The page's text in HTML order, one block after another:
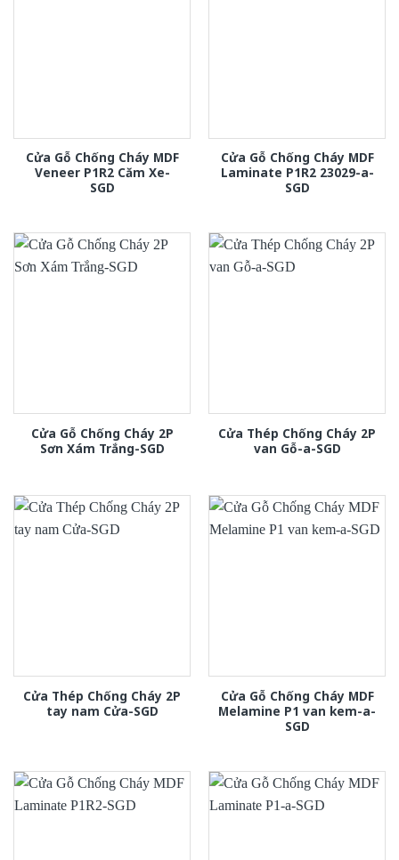
Cửa Gỗ Chống Cháy MDF
Veneer P1R2 Căm Xe-
SGD
Cửa Gỗ Chống Cháy MDF
Laminate P1R2 23029-a-
SGD
Cửa Gỗ Chống Cháy 2P
Sơn Xám Trắng-SGD
Cửa Thép Chống Cháy 2P
van Gỗ-a-SGD
Cửa Thép Chống Cháy 2P
tay nam Cửa-SGD
Cửa Gỗ Chống Cháy MDF
Melamine P1 van kem-a-
SGD